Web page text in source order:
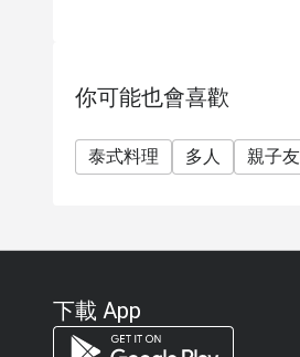
你可能也會喜歡
泰式料理 多人 親子
下載 App